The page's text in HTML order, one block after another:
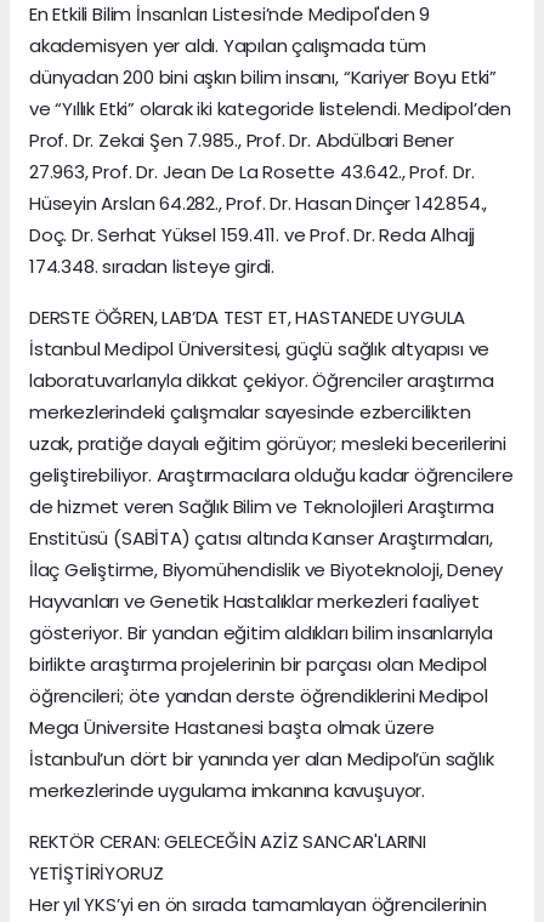
En Etkili Bilim İnsanları Listesi’nde Medipol'den 9
akademisyen yer aldı. Yapılan çalışmada tüm
dünyadan 200 bini aşkın bilim insanı, “Kariyer Boyu Etki”
ve “Yıllık Etki” olarak iki kategoride listelendi. Medipol’den
Prof. Dr. Zekai Şen 7.985., Prof. Dr. Abdülbari Bener
27.963, Prof. Dr. Jean De La Rosette 43.642., Prof. Dr.
Hüseyin Arslan 64.282., Prof. Dr. Hasan Dinçer 142.854.,
Doç. Dr. Serhat Yüksel 159.411. ve Prof. Dr. Reda Alhajj
174.348. sıradan listeye girdi.
DERSTE ÖĞREN, LAB’DA TEST ET, HASTANEDE UYGULA
İstanbul Medipol Üniversitesi, güçlü sağlık altyapısı ve
laboratuvarlarıyla dikkat çekiyor. Öğrenciler araştırma
merkezlerindeki çalışmalar sayesinde ezbercilikten
uzak, pratiğe dayalı eğitim görüyor; mesleki becerilerini
geliştirebiliyor. Araştırmacılara olduğu kadar öğrencilere
de hizmet veren Sağlık Bilim ve Teknolojileri Araştırma
Enstitüsü (SABİTA) çatısı altında Kanser Araştırmaları,
İlaç Geliştirme, Biyomühendislik ve Biyoteknoloji, Deney
Hayvanları ve Genetik Hastalıklar merkezleri faaliyet
gösteriyor. Bir yandan eğitim aldıkları bilim insanlarıyla
birlikte araştırma projelerinin bir parçası olan Medipol
öğrencileri; öte yandan derste öğrendiklerini Medipol
Mega Üniversite Hastanesi başta olmak üzere
İstanbul’un dört bir yanında yer alan Medipol’ün sağlık
merkezlerinde uygulama imkanına kavuşuyor.
REKTÖR CERAN: GELECEĞİN AZİZ SANCAR'LARINI
YETİŞTİRİYORUZ
Her yıl YKS’yi en ön sırada tamamlayan öğrencilerinin